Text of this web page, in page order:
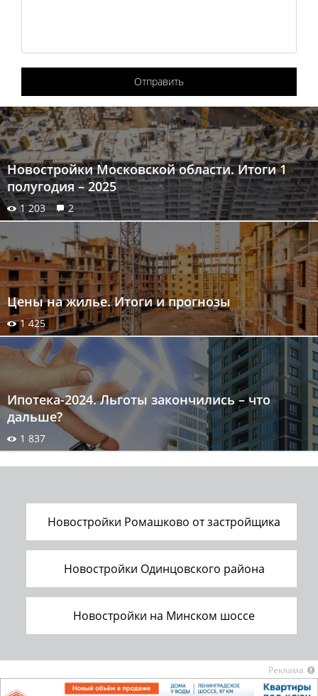
Отправить
Новостройки Московской области. Итоги 1
полугодия – 2025
1 203 2
Цены на жилье. Итоги и прогнозы
1 425
Ипотека-2024. Льготы закончились – что
дальше?
1 837
Новостройки Ромашково от застройщика
Новостройки Одинцовского района
Новостройки на Минском шоссе
Реклама